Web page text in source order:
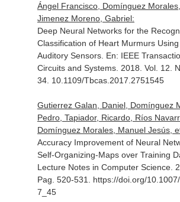
Ángel Francisco, Domínguez
Jimenez Moreno, Gabriel:
Deep Neural Networks for the
Classification of Heart Murmurs
Auditory Sensors. En: IEEE
Circuits and Systems. 2018. Vol. 12.
34. 10.1109/Tbcas.2017.2751545
Gutierrez Galan, Daniel, Domínguez
Pedro, Tapiador, Ricardo, Ríos
Domínguez Morales, Manuel Jesús,
Accuracy Improvement of Neural
Self-Organizing-Maps over Training
Lecture Notes in Computer Science.
Pag. 520-531. https://doi.org/
7_45